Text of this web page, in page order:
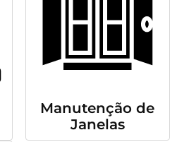
Manutenção de
Janelas